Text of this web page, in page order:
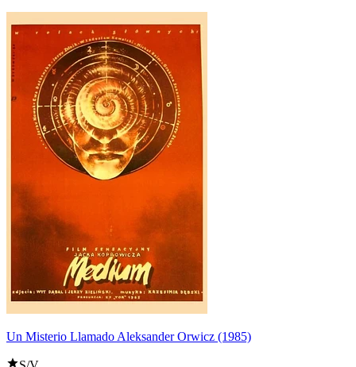
Un Misterio Llamado Aleksander Orwicz (1985)